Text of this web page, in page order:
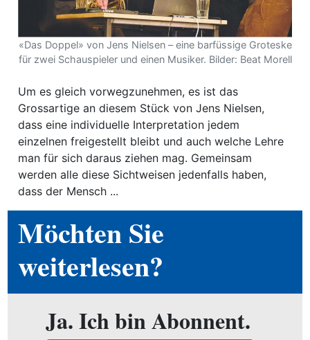
Region
«Das Doppel» von Jens Nielsen – eine barfüssige Groteske
für zwei Schauspieler und einen Musiker. Bilder: Beat Morell
Um es gleich vorwegzunehmen, es ist das
Grossartige an diesem Stück von Jens Nielsen,
dass eine individuelle Interpretation jedem
einzelnen freigestellt bleibt und auch welche Lehre
man für sich daraus ziehen mag. Gemeinsam
werden alle diese Sichtweisen jedenfalls haben,
dass der Mensch ...
Möchten Sie
weiterlesen?
Ja. Ich bin Abonnent.